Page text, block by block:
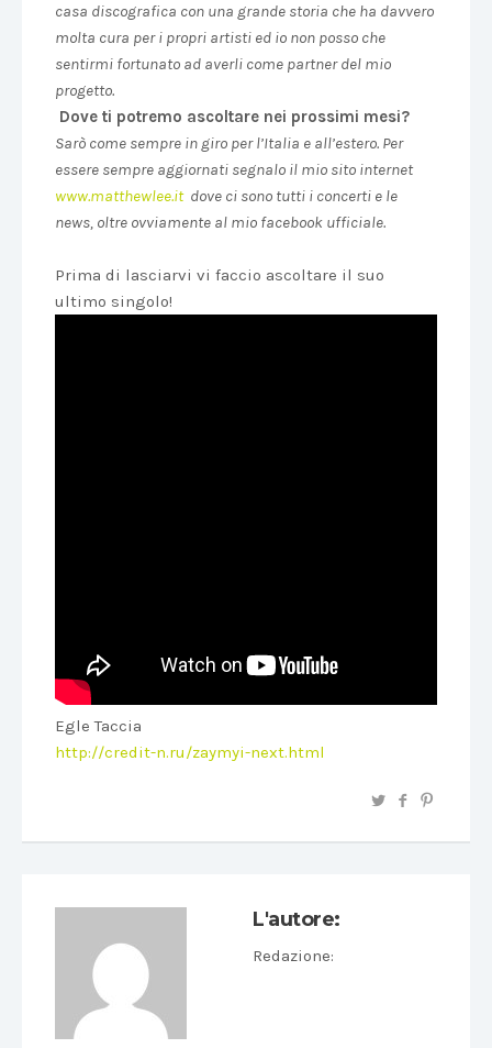
casa discografica con una grande storia che ha davvero
molta cura per i propri artisti ed io non posso che
sentirmi fortunato ad averli come partner del mio
progetto.
Dove ti potremo ascoltare nei prossimi mesi?
Sarò come sempre in giro per l’Italia e all’estero. Per
essere sempre aggiornati segnalo il mio sito internet
www.matthewlee.itdove ci sono tutti i concerti e le
news, oltre ovviamente al mio facebook ufficiale.
Prima di lasciarvi vi faccio ascoltare il suo
ultimo singolo!
Egle Taccia
http://credit-n.ru/zaymyi-next.html
L'autore:
Redazione: